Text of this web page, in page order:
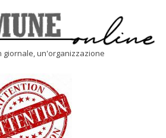
giornale, un'organizzazione